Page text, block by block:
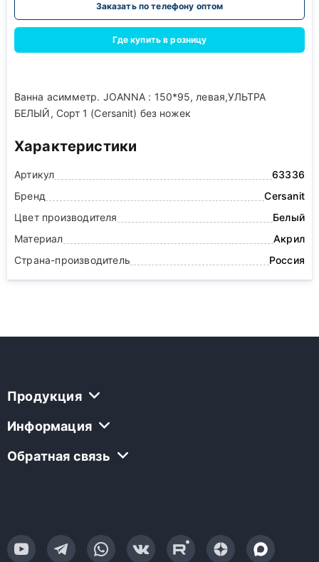
Заказать по телефону оптом
Где купить в розницу
Ванна асимметр. JOANNA : 150*95, левая,УЛЬТРА
БЕЛЫЙ, Сорт 1 (Cersanit) без ножек
Характеристики
Артикул
63336
Бренд
Cersanit
Цвет производителя
Белый
Материал
Акрил
Страна-производитель
Россия
Продукция
Информация
Обратная связь